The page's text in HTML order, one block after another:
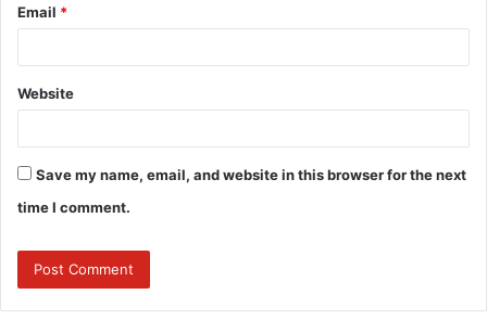
Email *
Website
Save my name, email, and website in this browser for the next
time I comment.